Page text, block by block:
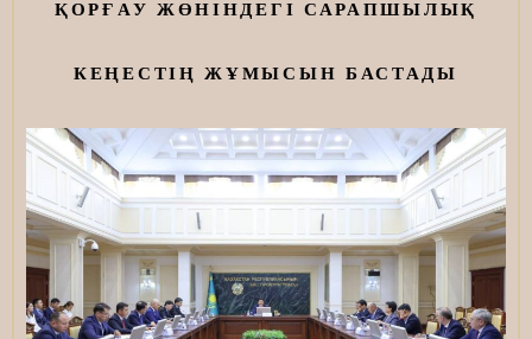
ҚОРҒАУ ЖӨНІНДЕГІ САРАПШЫЛЫҚ
КЕҢЕСТІҢ ЖҰМЫСЫН БАСТАДЫ